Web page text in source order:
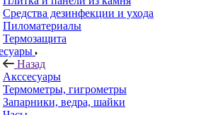
Средства дезинфекции и ухода
Пиломатериалы
Термозащита
Назад
Аксcесуары
Термометры, гигрометры
Запарники, ведра, шайки